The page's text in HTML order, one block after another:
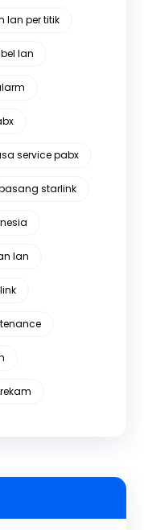
lan per titik
lan
service pabx
starlink
lan